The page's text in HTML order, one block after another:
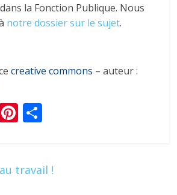
la Fonction Publique. Nous
notre dossier sur le sujet.
creative commons – auteur :
Pi
e g
travail !